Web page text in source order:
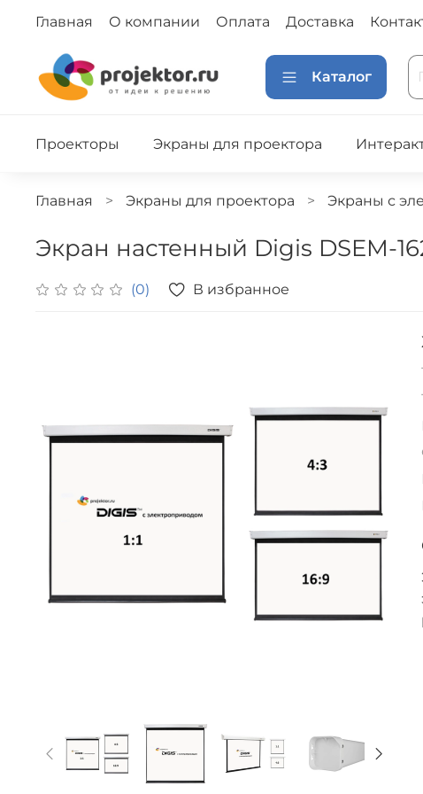
Главная О компании Оплата Доставка
Каталог
Проекторы Экраны для проектора
Главная Экраны для проектора Экраны с
Экран настенный Digis DSEM-
(0) В избранное